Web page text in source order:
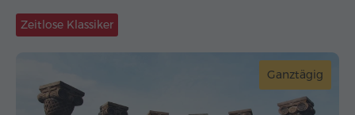
Zeitlose Klassiker
Ganztägig